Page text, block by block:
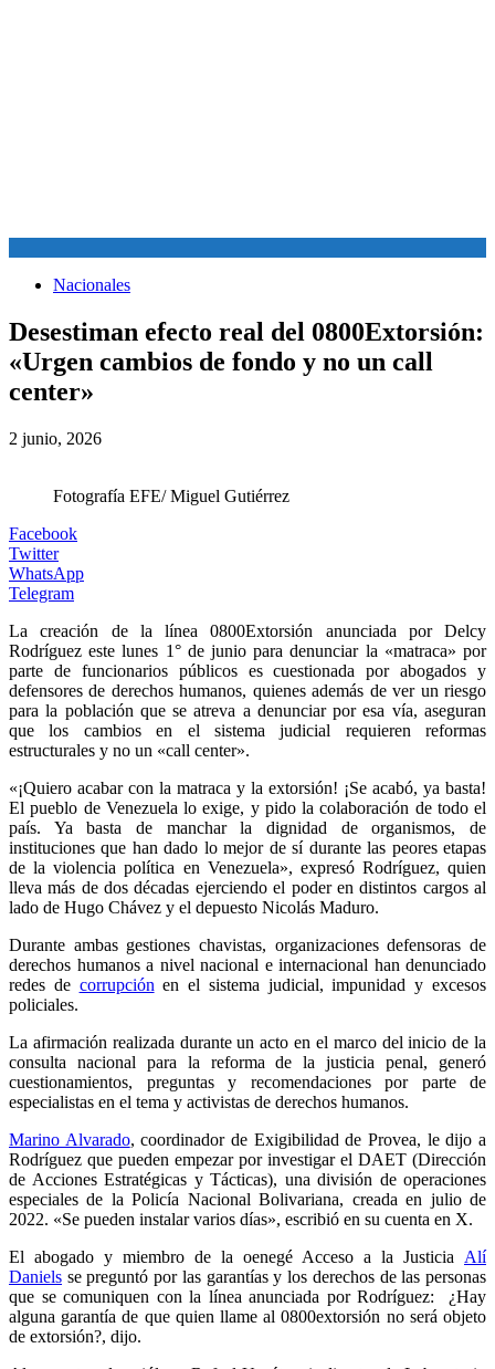
Nacionales
Desestiman efecto real del 0800Extorsión:
«Urgen cambios de fondo y no un call
center»
2 junio, 2026
Fotografía EFE/ Miguel Gutiérrez
Facebook
Twitter
WhatsApp
Telegram
La creación de la línea 0800Extorsión anunciada por Delcy
Rodríguez este lunes 1° de junio para denunciar la «matraca» por
parte de funcionarios públicos es cuestionada por abogados y
defensores de derechos humanos, quienes además de ver un riesgo
para la población que se atreva a denunciar por esa vía, aseguran
que los cambios en el sistema judicial requieren reformas
estructurales y no un «call center».
«¡Quiero acabar con la matraca y la extorsión! ¡Se acabó, ya basta!
El pueblo de Venezuela lo exige, y pido la colaboración de todo el
país. Ya basta de manchar la dignidad de organismos, de
instituciones que han dado lo mejor de sí durante las peores etapas
de la violencia política en Venezuela», expresó Rodríguez, quien
lleva más de dos décadas ejerciendo el poder en distintos cargos al
lado de Hugo Chávez y el depuesto Nicolás Maduro.
Durante ambas gestiones chavistas, organizaciones defensoras de
derechos humanos a nivel nacional e internacional han denunciado
redes de corrupción en el sistema judicial, impunidad y excesos
policiales.
La afirmación realizada durante un acto en el marco del inicio de la
consulta nacional para la reforma de la justicia penal, generó
cuestionamientos, preguntas y recomendaciones por parte de
especialistas en el tema y activistas de derechos humanos.
Marino Alvarado, coordinador de Exigibilidad de Provea, le dijo a
Rodríguez que pueden empezar por investigar el DAET (Dirección
de Acciones Estratégicas y Tácticas), una división de operaciones
especiales de la Policía Nacional Bolivariana, creada en julio de
2022. «Se pueden instalar varios días», escribió en su cuenta en X.
El abogado y miembro de la oenegé Acceso a la Justicia Alí
Daniels se preguntó por las garantías y los derechos de las personas
que se comuniquen con la línea anunciada por Rodríguez: ¿Hay
alguna garantía de que quien llame al 0800extorsión no será objeto
de extorsión?, dijo.